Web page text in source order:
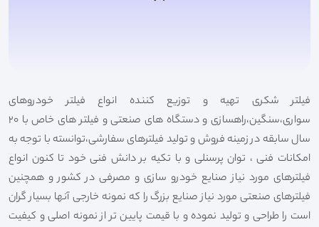
فیلتر شکری تهیه و توزیع کننده انواع فیلتر خودروهای
سواری،سنگین،راهسازی و دستگاه های صنعتی و فیلتر های خاص با 20
سال سابقه در زمینه فروش و تولید فیلترهای سفارشی،توانسته با توجه به
امکانات فنی ، توان پرسنلی و با تکیه بر دانش فنی خود تا کنون انواع
فیلترهای مورد نیاز صنایع خودرو سازی و مصرفی در کشور و همچنین
فیلترهای صنعتی مورد نیاز صنایع بزرگ را که نمونه خارجی آنها بسیار گران
است را طراحی و تولید نموده و با قیمت پایین تر از نمونه اصلی و کیفیت